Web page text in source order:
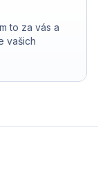
to za vás a
vašich